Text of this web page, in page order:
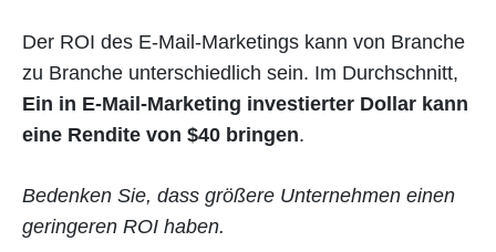
Der ROI des E-Mail-Marketings kann von Branche
zu Branche unterschiedlich sein. Im Durchschnitt,
Ein in E-Mail-Marketing investierter Dollar kann
eine Rendite von $40 bringen.
Bedenken Sie, dass größere Unternehmen einen
geringeren ROI haben.